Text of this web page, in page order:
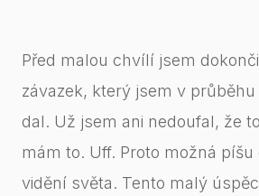
Před malou chvílí jsem
závazek, který jsem v
dal. Už jsem ani nedoufal, že
mám to. Uff. Proto možná píšu
vidění světa. Tento malý